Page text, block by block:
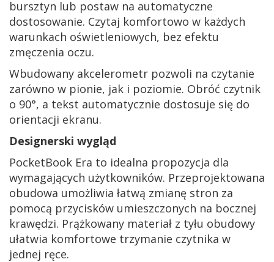
bursztyn lub postaw na automatyczne
dostosowanie. Czytaj komfortowo w każdych
warunkach oświetleniowych, bez efektu
zmęczenia oczu.
Wbudowany akcelerometr pozwoli na czytanie
zarówno w pionie, jak i poziomie. Obróć czytnik
o 90°, a tekst automatycznie dostosuje się do
orientacji ekranu.
Designerski wygląd
PocketBook Era to idealna propozycja dla
wymagających użytkowników. Przeprojektowana
obudowa umożliwia łatwą zmianę stron za
pomocą przycisków umieszczonych na bocznej
krawędzi. Prążkowany materiał z tyłu obudowy
ułatwia komfortowe trzymanie czytnika w
jednej ręce.